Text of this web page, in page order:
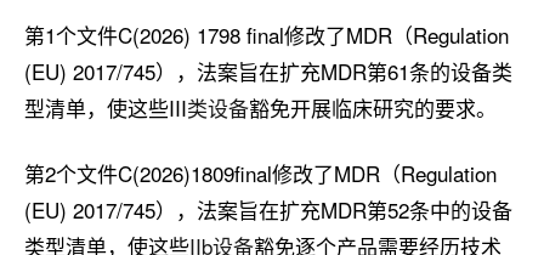
第1个文件C(2026) 1798 final修改了MDR（Regulation
(EU) 2017/745），法案旨在扩充MDR第61条的设备类
型清单，使这些III类设备豁免开展临床研究的要求。
第2个文件C(2026)1809final修改了MDR（Regulation
(EU) 2017/745），法案旨在扩充MDR第52条中的设备
类型清单，使这些IIb设备豁免逐个产品需要经历技术